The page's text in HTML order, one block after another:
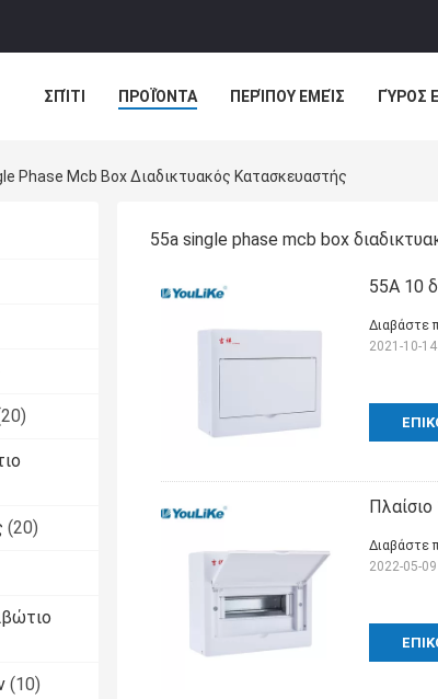
ΣΠΊΤΙ ΠΡΟΪΌΝΤΑ ΠΕΡΊΠΟΥ ΕΜΕΊΣ ΓΎΡΟΣ
Phase Mcb Box Διαδικτυακός Κατασκευαστής
(20)
(10)
55a single phase mcb box
55A 10
Διαβάστε
2021-10-
Διαβάστε
2022-05-